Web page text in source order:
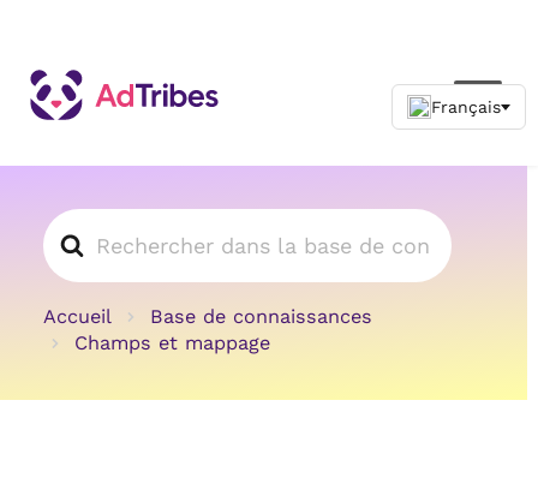
Rechercher
Accueil
Base de connaissances
Champs et mappage